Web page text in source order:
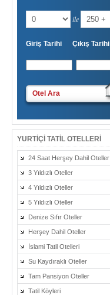
ile
Giriş Tarihi Çıkış Tarihi
Otel Ara
YURTIÇI TATIL OTELLERI
24 Saat Herşey Dahil Oteller
3 Yıldızlı Oteller
4 Yıldızlı Oteller
5 Yıldızlı Oteller
Denize Sıfır Oteller
Herşey Dahil Oteller
İslami Tatil Otelleri
Su Kaydıraklı Oteller
Tam Pansiyon Oteller
Tatil Köyleri